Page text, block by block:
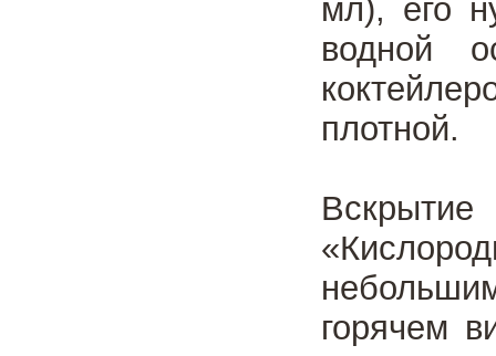
мл), его
водной
плотной.
горячем